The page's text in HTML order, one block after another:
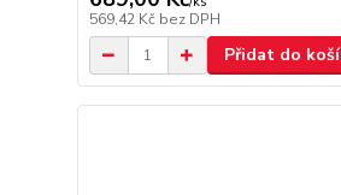
569,42 Kč bez DPH
Přidat do